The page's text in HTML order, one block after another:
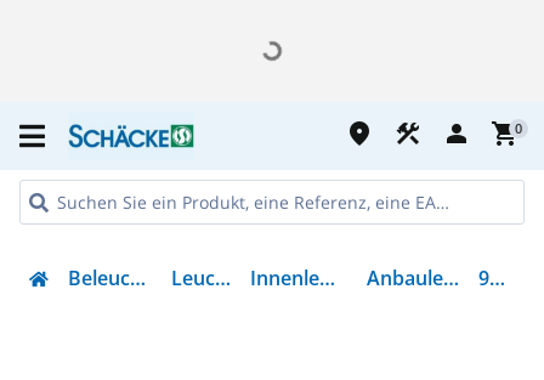
place construction person shopping_cart0
Beleuchtung Leuchten Innenleuchten Anbauleuchte 94713